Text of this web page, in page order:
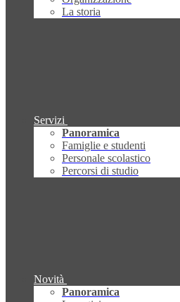
La storia
Servizi
Panoramica
Famiglie e studenti
Personale scolastico
Percorsi di studio
Novità
Panoramica